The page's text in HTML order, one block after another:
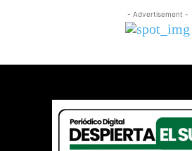
- Advertisement -